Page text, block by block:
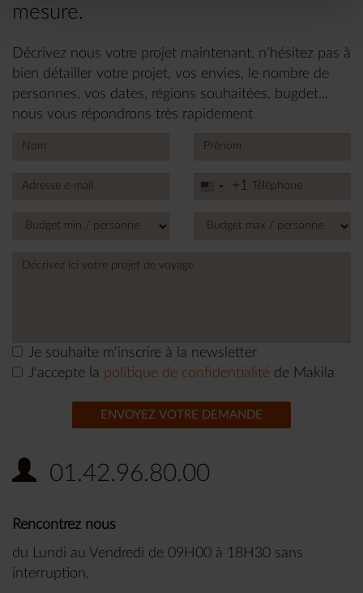
mesure.
Décrivez nous votre projet maintenant, n’hésitez pas à
bien détailler votre projet, vos envies, le nombre de
personnes, vos dates, régions souhaitées, bugdet...
nous vous répondrons très rapidement
United
+1
+1
Je souhaite m'inscrire à la newsletter
J'accepte la politique de confidentialité de Makila
ENVOYEZ VOTRE DEMANDE
01.42.96.80.00
Rencontrez nous
du Lundi au Vendredi de 09H00 à 18H30 sans
interruption,